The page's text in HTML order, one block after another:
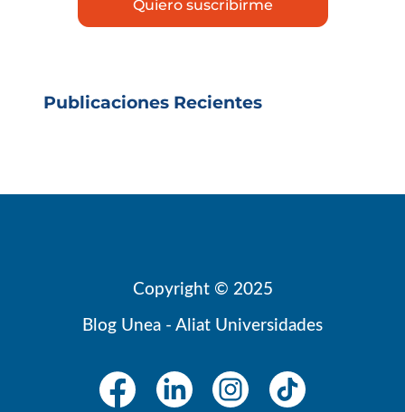
Publicaciones Recientes
Copyright © 2025
Blog Unea - Aliat Universidades